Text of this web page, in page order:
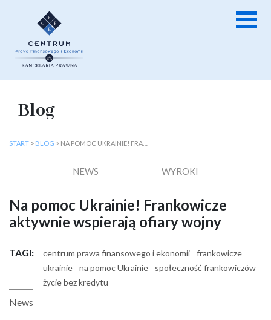
Blog
START > BLOG >
NEWS WYROKI
Na pomoc Ukrainie! Frankowicze
aktywnie wspierają ofiary wojny
TAGI: centrum prawa finansowego i ekonomii
frankowicze
ukrainie
na pomoc Ukrainie
społeczność frankowiczów
życie bez kredytu
News